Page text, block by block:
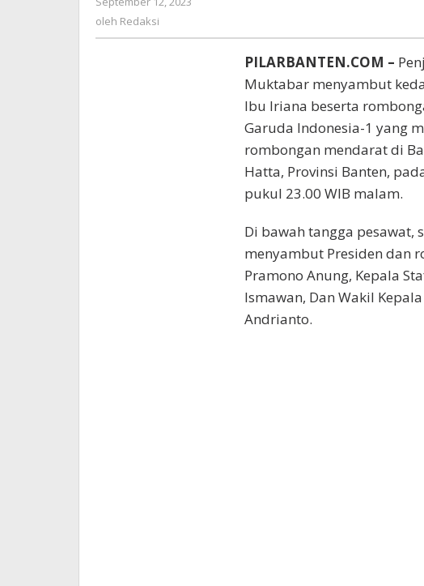
oleh Redaksi
PILARBANTEN.COM –
Muktabar menyambut
Ibu Iriana beserta
Garuda Indonesia-1 yang
rombongan mendarat di
Hatta, Provinsi Banten,
pukul 23.00 WIB malam.
Di bawah tangga pesawat,
menyambut Presiden dan
Pramono Anung, Kepala
Ismawan, Dan Wakil
Andrianto.